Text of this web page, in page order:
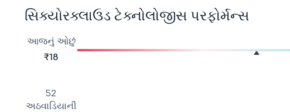
સિક્યોરક્લાઉડ ટેક્નોલોજીસ પરફોર્મન્સ
આજનું ઓછું
₹18
52
અઠવાડિયાની